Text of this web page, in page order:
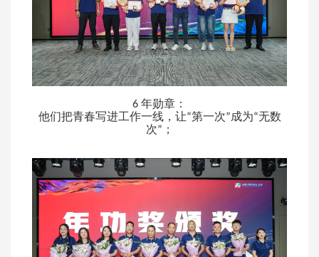
6 年勋章：
他们把青春写进工作一线，让“第一次”成为“无数
次” ；